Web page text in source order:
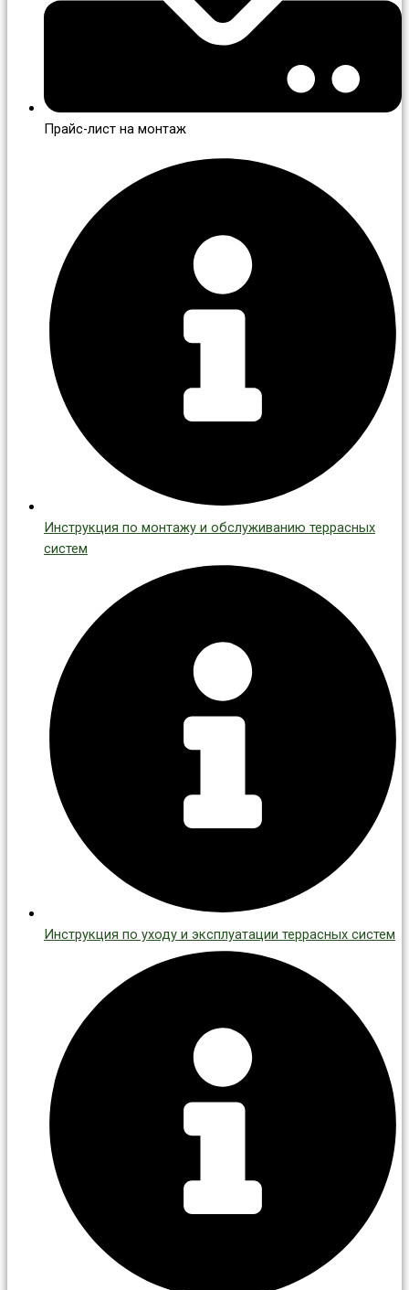
Прайс-лист на монтаж
Инструкция по монтажу и обслуживанию террасных
систем
Инструкция по уходу и эксплуатации террасных систем